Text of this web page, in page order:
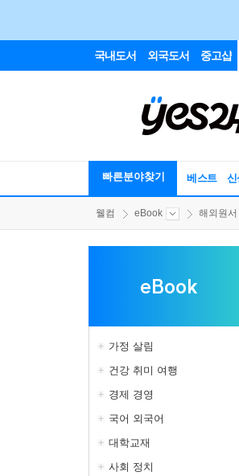
국내도서 외국도서 중고샵
빠른분야찾기 베스트 신
웰컴 eBook 해외원서
eBook
가정 살림
건강 취미 여행
경제 경영
국어 외국어
대학교재
사회 정치